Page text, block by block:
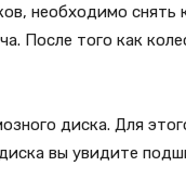
необходимо снять
После того как
диска. Для
вы увидите